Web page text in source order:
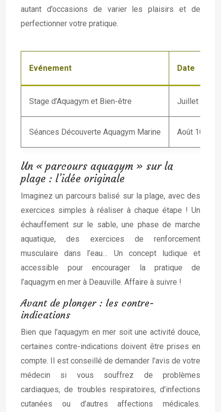
autant d’occasions de varier les plaisirs et de
perfectionner votre pratique.
Evénement Date
Stage d’Aquagym et Bien-être Juillet 22-24
Séances Découverte Aquagym Marine Août 10
Un « parcours aquagym » sur la
plage : l’idée originale
Imaginez un parcours balisé sur la plage, avec des
exercices simples à réaliser à chaque étape ! Un
échauffement sur le sable, une phase de marche
aquatique, des exercices de renforcement
musculaire dans l’eau… Un concept ludique et
accessible pour encourager la pratique de
l’aquagym en mer à Deauville. Affaire à suivre !
Avant de plonger : les contre-
indications
Bien que l’aquagym en mer soit une activité douce,
certaines contre-indications doivent être prises en
compte. Il est conseillé de demander l’avis de votre
médecin si vous souffrez de problèmes
cardiaques, de troubles respiratoires, d’infections
cutanées ou d’autres affections médicales.